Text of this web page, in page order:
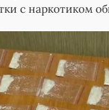
с наркотиком